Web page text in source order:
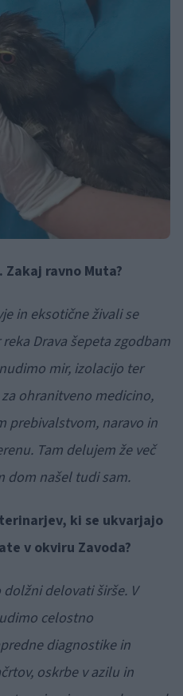
ravno Muta?
in eksotične živali se
Drava šepeta zgodbam
mir, izolacijo ter
ohranitveno medicino,
prebivalstvom, naravo in
Tam delujem že več
dom našel tudi sam.
ki se ukvarjajo
v okviru Zavoda?
delovati širše. V
celostno
diagnostike in
oskrbe v azilu in